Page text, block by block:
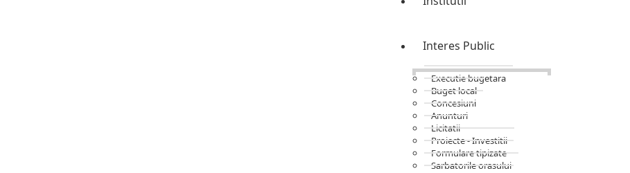
Interes Public
Executie bugetara
Buget local
Concesiuni
Anunturi
Licitatii
Proiecte - Investitii
Formulare tipizate
Sarbatorile orasului